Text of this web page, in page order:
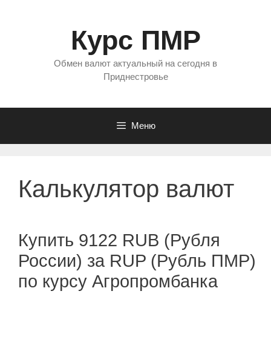
Курс ПМР
Обмен валют актуальный на сегодня в
Приднестровье
Меню
Калькулятор валют
Купить 9122 RUB (Рубля
России) за RUP (Рубль ПМР)
по курсу Агропромбанка